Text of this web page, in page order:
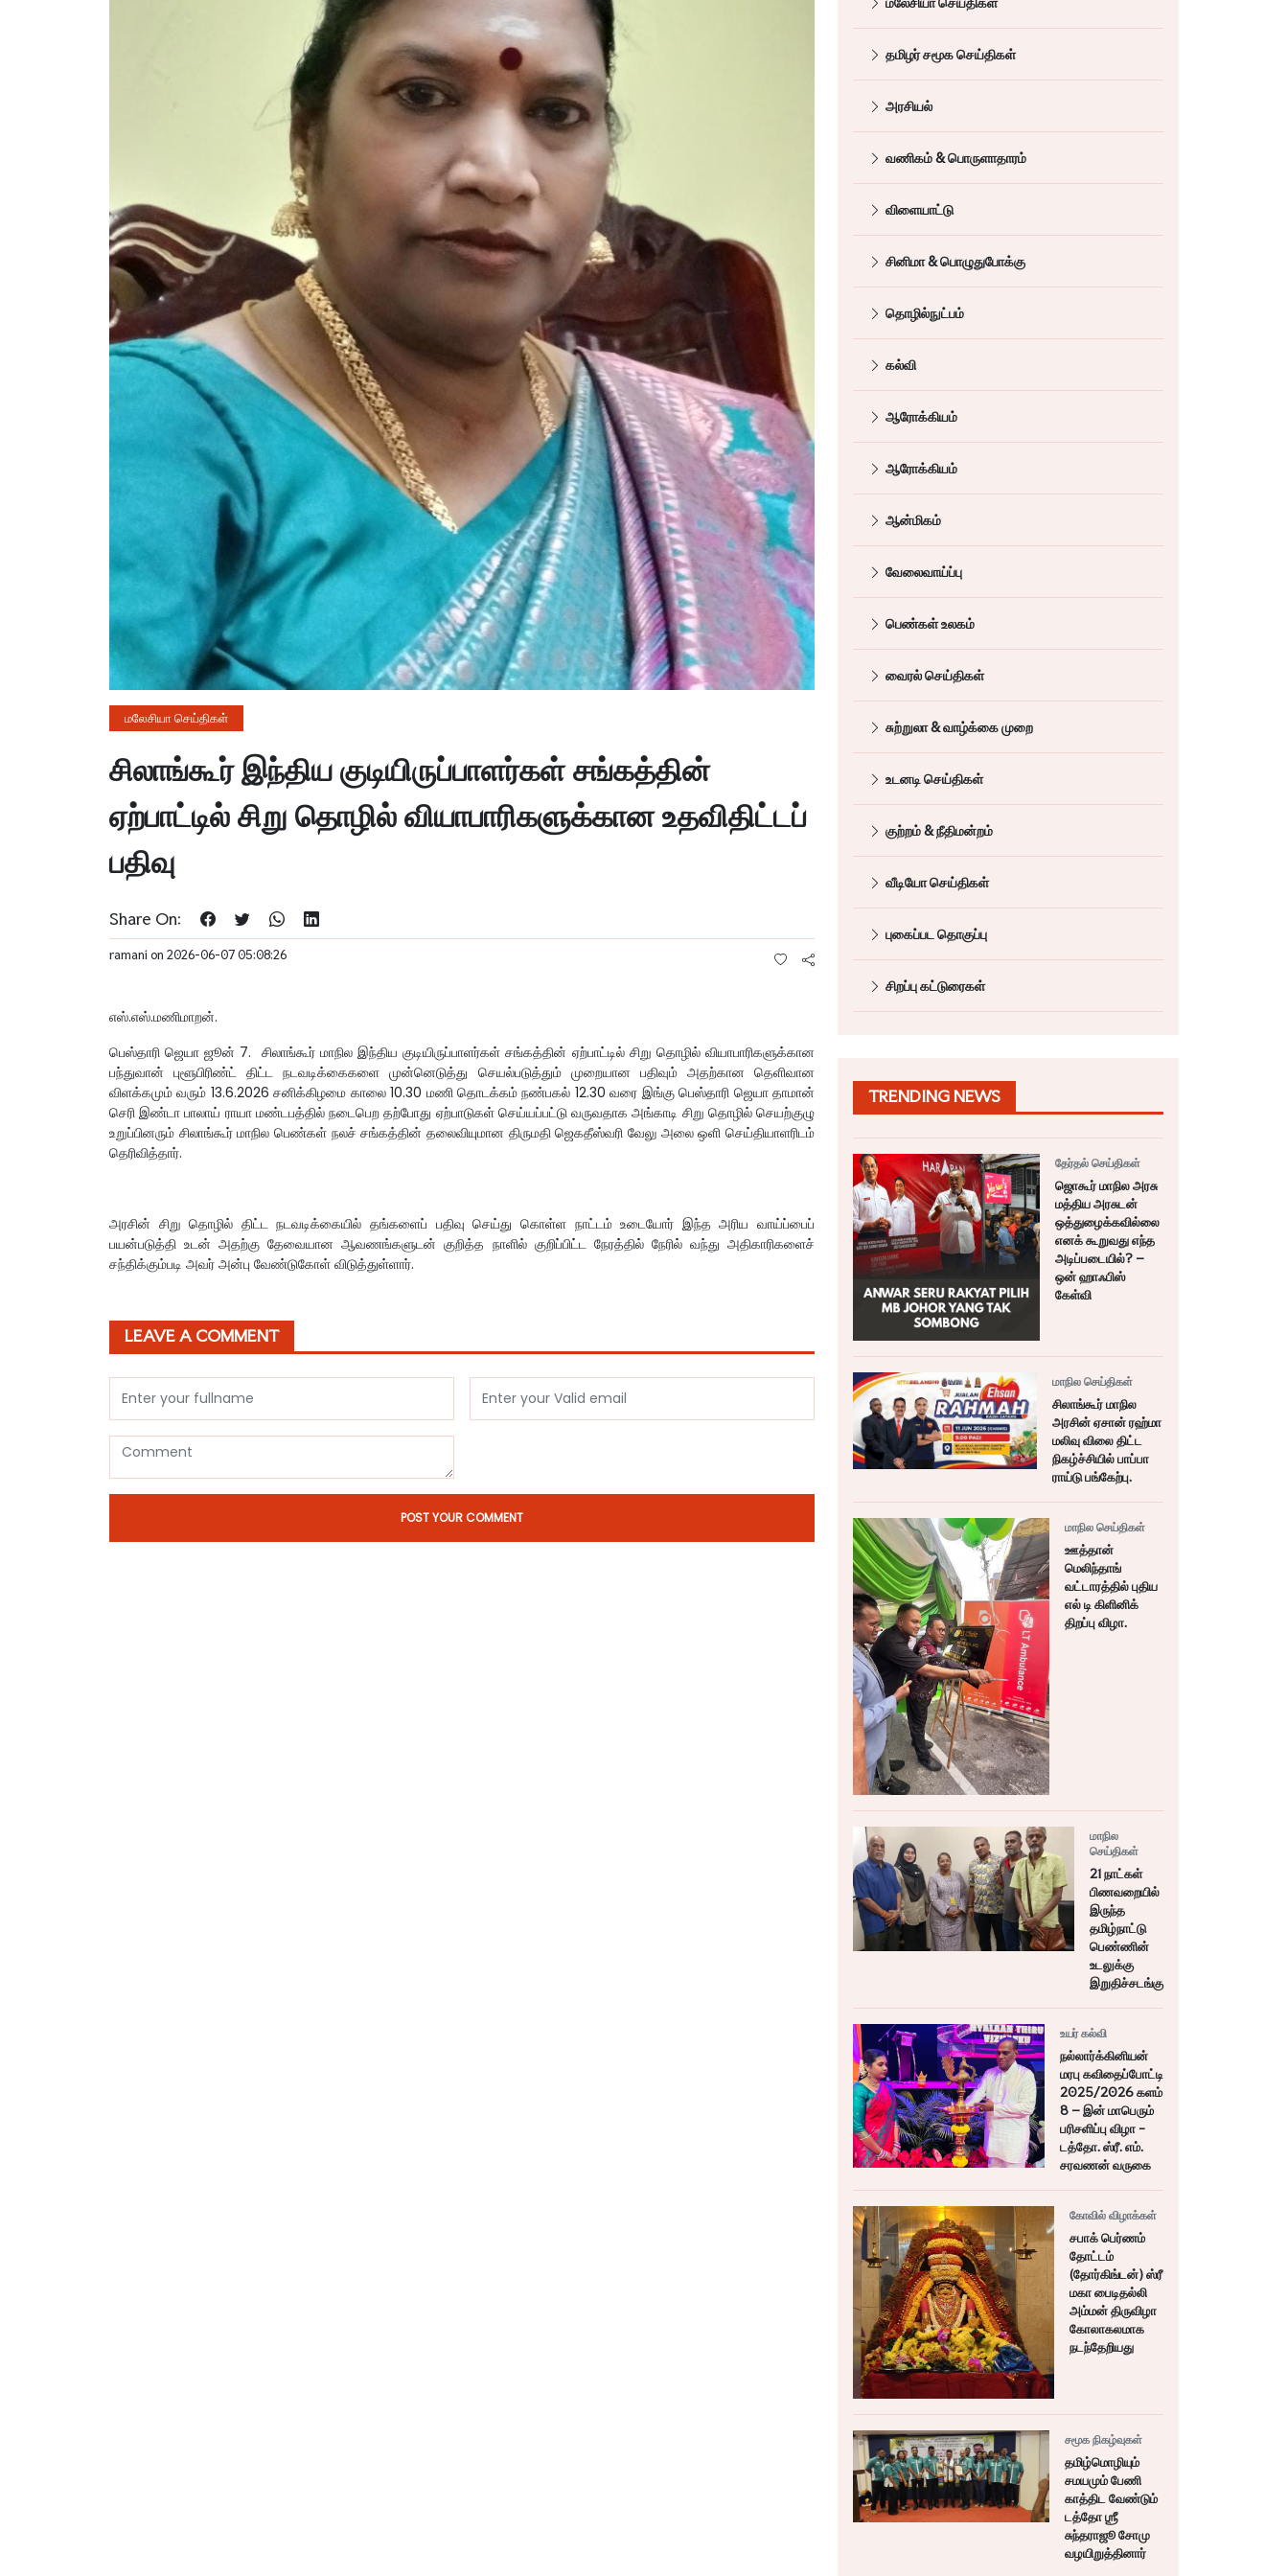
மலேசியா செய்திகள்
சிலாங்கூர் இந்திய குடியிருப்பாளர்கள் சங்கத்தின்
ஏற்பாட்டில் சிறு தொழில் வியாபாரிகளுக்கான உதவிதிட்டப்
பதிவு
Share On:
ramani on 2026-06-07 05:08:26
எஸ்.எஸ்.மணிமாறன்.
பெஸ்தாரி ஜெயா ஜூன் 7. சிலாங்கூர் மாநில இந்திய குடியிருப்பாளர்கள் சங்கத்தின் ஏற்பாட்டில் சிறு தொழில் வியாபாரிகளுக்கான
பந்துவான் புளூபிரிண்ட் திட்ட நடவடிக்கைகளை முன்னெடுத்து செயல்படுத்தும் முறையான பதிவும் அதற்கான தெளிவான
விளக்கமும் வரும் 13.6.2026 சனிக்கிழமை காலை 10.30 மணி தொடக்கம் நண்பகல் 12.30 வரை இங்கு பெஸ்தாரி ஜெயா தாமான்
செரி இண்டா பாலாய் ராயா மண்டபத்தில் நடைபெற தற்போது ஏற்பாடுகள் செய்யப்பட்டு வருவதாக அங்காடி சிறு தொழில் செயற்குழு
உறுப்பினரும் சிலாங்கூர் மாநில பெண்கள் நலச் சங்கத்தின் தலைவியுமான திருமதி ஜெகதீஸ்வரி வேலு அலை ஒளி செய்தியாளரிடம்
தெரிவித்தார்.
அரசின் சிறு தொழில் திட்ட நடவடிக்கையில் தங்களைப் பதிவு செய்து கொள்ள நாட்டம் உடையோர் இந்த அரிய வாய்ப்பைப்
பயன்படுத்தி உடன் அதற்கு தேவையான ஆவணங்களுடன் குறித்த நாளில் குறிப்பிட்ட நேரத்தில் நேரில் வந்து அதிகாரிகளைச்
சந்திக்கும்படி அவர் அன்பு வேண்டுகோள் விடுத்துள்ளார்.
LEAVE A COMMENT
POST YOUR COMMENT
தமிழர் சமூக செய்திகள்
அரசியல்
வணிகம் & பொருளாதாரம்
விளையாட்டு
சினிமா & பொழுதுபோக்கு
தொழில்நுட்பம்
கல்வி
ஆரோக்கியம்
ஆரோக்கியம்
ஆன்மிகம்
வேலைவாய்ப்பு
பெண்கள் உலகம்
வைரல் செய்திகள்
சுற்றுலா & வாழ்க்கை முறை
உடனடி செய்திகள்
குற்றம் & நீதிமன்றம்
வீடியோ செய்திகள்
புகைப்பட தொகுப்பு
சிறப்பு கட்டுரைகள்
TRENDING NEWS
தேர்தல் செய்திகள்
ஜொகூர் மாநில அரசு
மத்திய அரசுடன்
ஒத்துழைக்கவில்லை
எனக் கூறுவது எந்த
அடிப்படையில்? –
ஒன் ஹாஃபிஸ்
கேள்வி
மாநில செய்திகள்
சிலாங்கூர் மாநில
அரசின் ஏசான் ரஹ்மா
மலிவு விலை திட்ட
நிகழ்ச்சியில் பாப்பா
ராய்டு பங்கேற்பு.
மாநில செய்திகள்
ஊத்தான்
மெலிந்தாங்
வட்டாரத்தில் புதிய
எல் டி கிளினிக்
திறப்பு விழா.
மாநில
செய்திகள்
21 நாட்கள்
பிணவறையில்
இருந்த
தமிழ்நாட்டு
பெண்ணின்
உடலுக்கு
இறுதிச்சடங்கு
உயர் கல்வி
நல்லார்க்கினியன்
மரபு கவிதைப்போட்டி
2025/2026 களம்
8 – இன் மாபெரும்
பரிசளிப்பு விழா -
டத்தோ. ஸ்ரீ. எம்.
சரவணன் வருகை
கோவில் விழாக்கள்
சபாக் பெர்ணம்
தோட்டம்
(தோர்கிங்டன்) ஸ்ரீ
மகா பைடிதல்லி
அம்மன் திருவிழா
கோலாகலமாக
நடந்தேறியது
சமூக நிகழ்வுகள்
தமிழ்மொழியும்
சமயமும் பேணி
காத்திட வேண்டும்
டத்தோ ஶ்ரீ
சுந்தராஜூ சோமு
வழயிறுத்தினார்